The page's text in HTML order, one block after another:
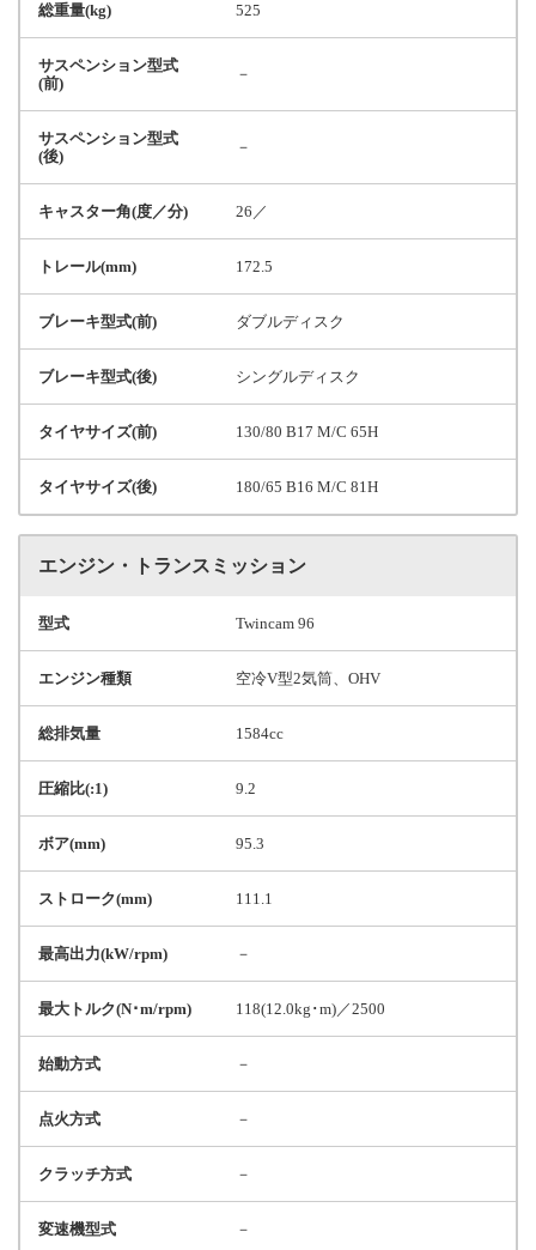
総重量(kg) 525
サスペンション型式
(前)
－
サスペンション型式
(後)
－
キャスター角(度／分) 26／
トレール(mm) 172.5
ブレーキ型式(前) ダブルディスク
ブレーキ型式(後) シングルディスク
タイヤサイズ(前) 130/80 B17 M/C 65H
タイヤサイズ(後) 180/65 B16 M/C 81H
エンジン・トランスミッション
型式 Twincam 96
エンジン種類 空冷V型2気筒、OHV
総排気量 1584cc
圧縮比(:1) 9.2
ボア(mm) 95.3
ストローク(mm) 111.1
最高出力(kW/rpm) －
最大トルク(N･m/rpm) 118(12.0kg･m)／2500
始動方式 －
点火方式 －
クラッチ方式 －
変速機型式 －